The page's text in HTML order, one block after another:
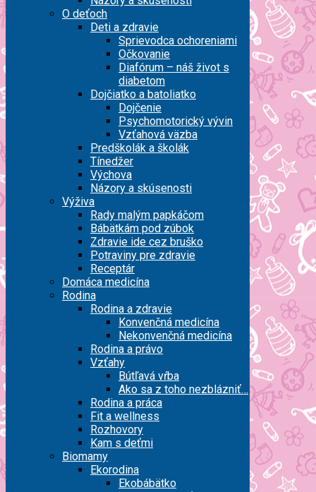
O deťoch
Deti a zdravie
Sprievodca ochoreniami
Očkovanie
Diafórum – náš život s
diabetom
Dojčiatko a batoliatko
Dojčenie
Psychomotorický vývin
Vzťahová väzba
Predškolák a školák
Tínedžer
Výchova
Názory a skúsenosti
Výživa
Rady malým papkáčom
Bábätkám pod zúbok
Zdravie ide cez bruško
Potraviny pre zdravie
Receptár
Domáca medicína
Rodina
Rodina a zdravie
Konvenčná medicína
Nekonvenčná medicína
Rodina a právo
Vzťahy
Bútľavá vŕba
Ako sa z toho nezblázniť…
Rodina a práca
Fit a wellness
Rozhovory
Kam s deťmi
Biomamy
Ekorodina
Ekobábätko